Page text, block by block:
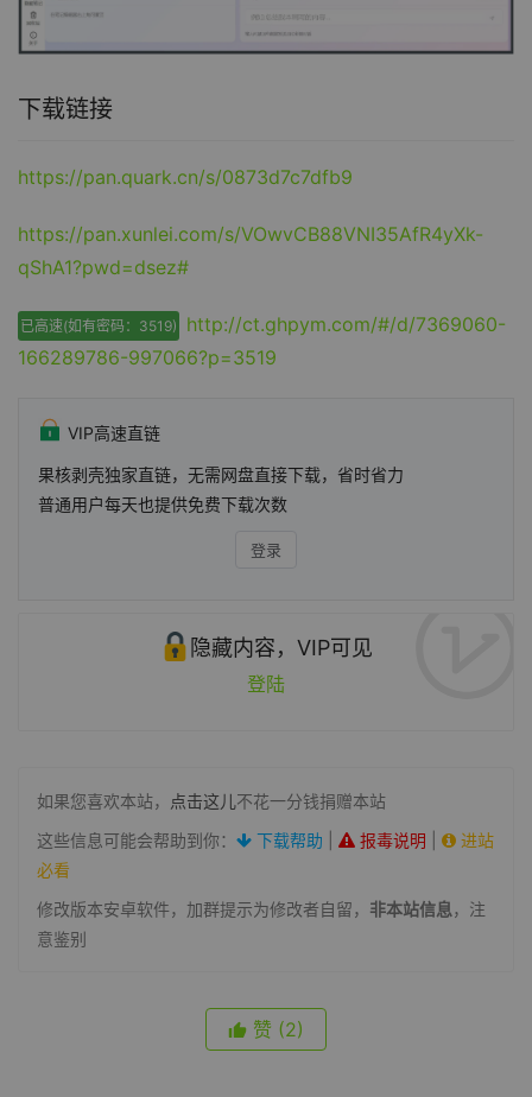
下载链接
https://pan.quark.cn/s/0873d7c7dfb9
https://pan.xunlei.com/s/VOwvCB88VNI35AfR4yXk-
qShA1?pwd=dsez#
已高速(如有密码：3519)
http://ct.ghpym.com/#/d/7369060-
166289786-997066?p=3519
VIP高速直链
果核剥壳独家直链，无需网盘直接下载，省时省力
普通用户每天也提供免费下载次数
登录
隐藏内容，VIP可见
登陆
如果您喜欢本站， 点击这儿不花一分钱捐赠本站
这些信息可能会帮助到你：
下载帮助 报毒说明
进站
必看
修改版本安卓软件，加群提示为修改者自留， 非本站信息，注
意鉴别
赞 (2)